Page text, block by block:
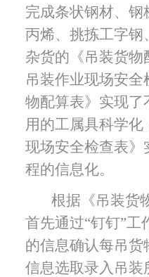
完成条状钢材、钢
丙烯、挑拣工字钢
杂货的 《吊装货
吊装作业现场安
物配算表》实现了
用的工属具科学
现场安全检查表》
程的信息化。
根据《吊装货
首先通过“钉钉”工
的信息确认每吊
信息选取录入吊装